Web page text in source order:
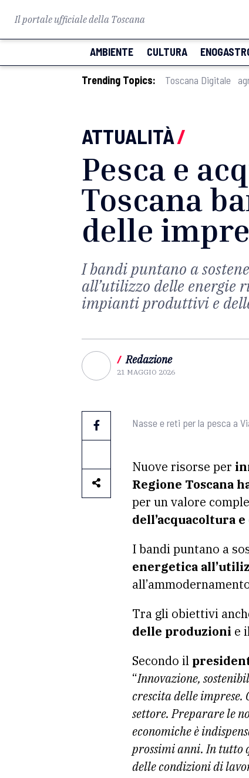
Il portale ufficiale della Toscana
AMBIENTE CULTURA
Trending Topics: Toscana Digitale
ATTUALITÀ/
Pesca e
Toscana
delle
I bandi puntano a
all’utilizzo delle energie
impianti produttivi e
/ Redazione
21 MAGGIO 2026
Nasse e reti per la pesca a
Nuove risorse per
Regione Toscana
per un valore
dell’acquacoltura
I bandi puntano a
energetica
Tra gli obiettivi
delle produzioni e
Secondo il
“Innovazione,
crescita delle imprese.
settore. Preparare le
economiche è
prossimi anni. In tutto
delle condizioni di